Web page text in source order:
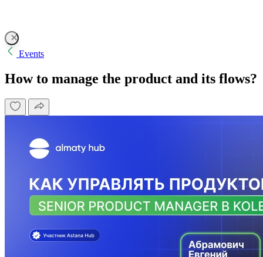
Events
How to manage the product and its flows?